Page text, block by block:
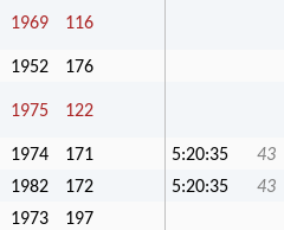
1969 116
1952 176
1975 122
1974 171 5:20:35
43
1982 172 5:20:35
43
1973
197